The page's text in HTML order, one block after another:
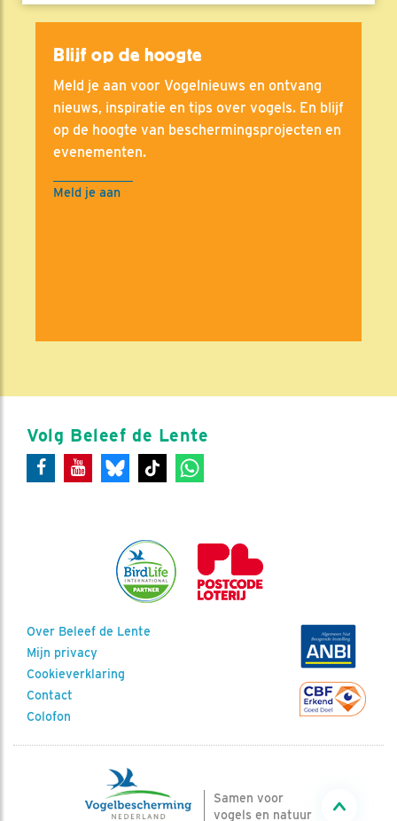
Blijf op de hoogte
Meld je aan voor Vogelnieuws en ontvang
nieuws, inspiratie en tips over vogels. En blijf
op de hoogte van beschermingsprojecten en
evenementen.
Meld je aan
Volg Beleef de Lente
Over Beleef de Lente
Mijn privacy
Cookieverklaring
Contact
Colofon
Samen voor
vogels en natuur